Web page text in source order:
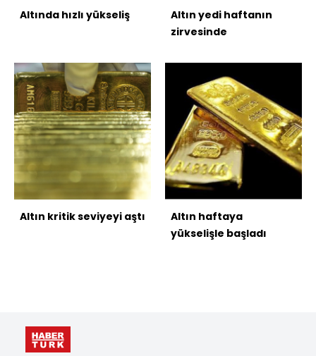
Altında hızlı yükseliş
Altın yedi haftanın
zirvesinde
Altın kritik seviyeyi aştı
Altın haftaya
yükselişle başladı